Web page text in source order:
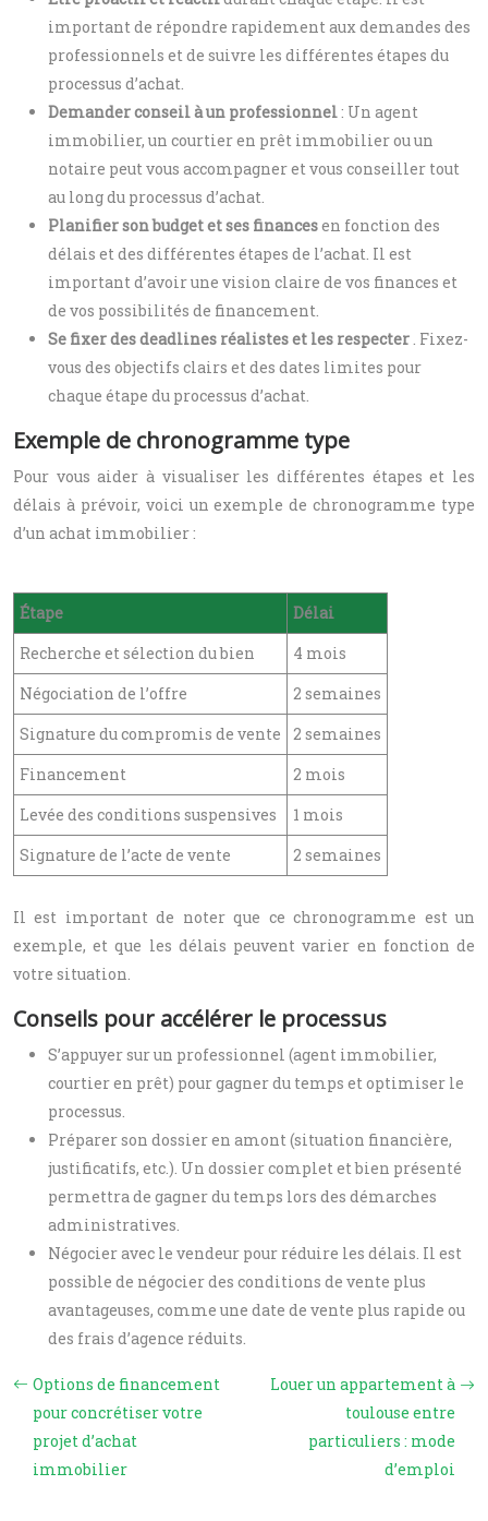
important de répondre rapidement aux demandes des
professionnels et de suivre les différentes étapes du
processus d’achat.
Demander conseil à un professionnel: Un agent
immobilier, un courtier en prêt immobilier ou un
notaire peut vous accompagner et vous conseiller tout
au long du processus d’achat.
Planifier son budget et ses financesen fonction des
délais et des différentes étapes de l’achat. Il est
important d’avoir une vision claire de vos finances et
de vos possibilités de financement.
Se fixer des deadlines réalistes et les respecter. Fixez-
vous des objectifs clairs et des dates limites pour
chaque étape du processus d’achat.
Exemple de chronogramme type
Pour vous aider à visualiser les différentes étapes et les
délais à prévoir, voici un exemple de chronogramme type
d’un achat immobilier :
Étape
Délai
Recherche et sélection du bien
4 mois
Négociation de l’offre
2 semaines
Signature du compromis de vente
2 semaines
Financement
2 mois
Levée des conditions suspensives
1 mois
Signature de l’acte de vente
2 semaines
Il est important de noter que ce chronogramme est un
exemple, et que les délais peuvent varier en fonction de
votre situation.
Conseils pour accélérer le processus
S’appuyer sur un professionnel (agent immobilier,
courtier en prêt) pour gagner du temps et optimiser le
processus.
Préparer son dossier en amont (situation financière,
justificatifs, etc.). Un dossier complet et bien présenté
permettra de gagner du temps lors des démarches
administratives.
Négocier avec le vendeur pour réduire les délais. Il est
possible de négocier des conditions de vente plus
avantageuses, comme une date de vente plus rapide ou
des frais d’agence réduits.
Options de financement
pour concrétiser votre
projet d’achat
immobilier
Louer un appartement à
toulouse entre
particuliers : mode
d’emploi